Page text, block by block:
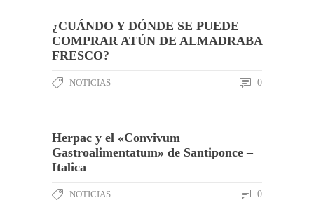
¿CUÁNDO Y DÓNDE SE PUEDE
COMPRAR ATÚN DE ALMADRABA
FRESCO?
NOTICIAS 0
Herpac y el «Convivum
Gastroalimentatum» de Santiponce –
Italica
NOTICIAS 0